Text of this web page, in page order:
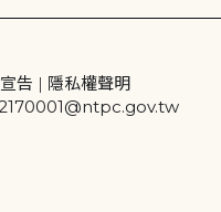
告 | 隱私權聲明